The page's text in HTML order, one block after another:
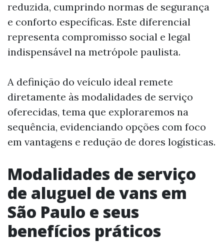
reduzida, cumprindo normas de segurança
e conforto específicas. Este diferencial
representa compromisso social e legal
indispensável na metrópole paulista.
A definição do veículo ideal remete
diretamente às modalidades de serviço
oferecidas, tema que exploraremos na
sequência, evidenciando opções com foco
em vantagens e redução de dores logísticas.
Modalidades de serviço
de aluguel de vans em
São Paulo e seus
benefícios práticos